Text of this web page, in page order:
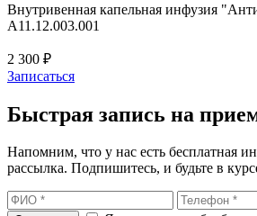
Внутривенная капельная инфузия
A11.12.003.001
2 300 ₽
Записаться
Быстрая запись на
Напомним, что у нас есть бесплатная
рассылка. Подпишитесь, и будьте в